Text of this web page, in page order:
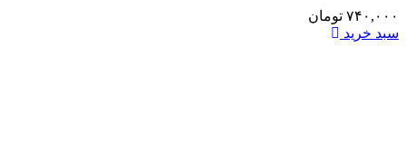
تومان
خرید